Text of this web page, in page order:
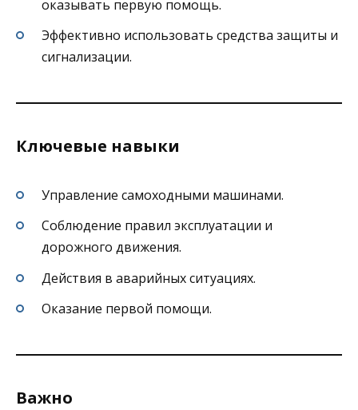
оказывать первую помощь.
Эффективно использовать средства защиты и
сигнализации.
Ключевые навыки
Управление самоходными машинами.
Соблюдение правил эксплуатации и
дорожного движения.
Действия в аварийных ситуациях.
Оказание первой помощи.
Важно